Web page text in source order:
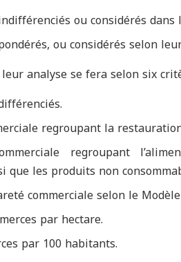
ou considérés dans
ou considérés selon
analyse se fera selon six
regroupant la
regroupant
les produits non
commerciale selon le Modèle
par hectare.
par 100 habitants.